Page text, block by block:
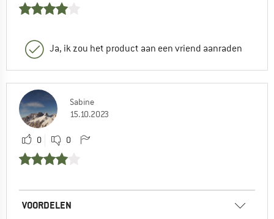
Ja, ik zou het product aan een vriend aanraden
Sabine
15.10.2023
0 0
VOORDELEN